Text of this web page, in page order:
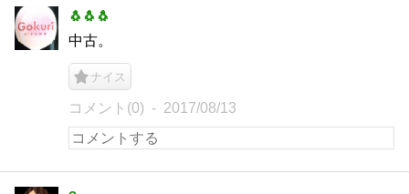
🐧🐧🐧
中古。
ナイス
コメント(0) 2017/08/13